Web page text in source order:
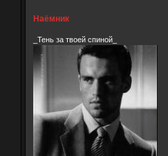
Наёмник
_Тень за твоей спиной_